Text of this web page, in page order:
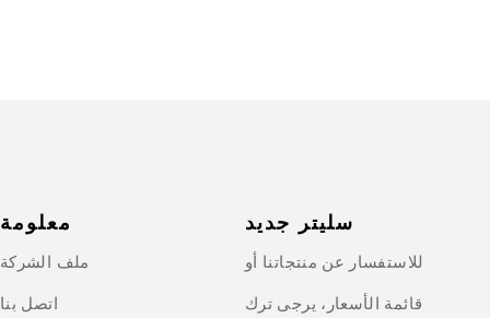
معلومة
ملف الشركة
اتصل بنا
سليتر جديد
للاستفسار عن منتجاتنا أو
قائمة الأسعار، يرجى ترك